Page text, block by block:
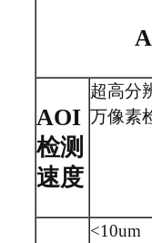
AOI
检测
速度
超高分
万像素
<10um